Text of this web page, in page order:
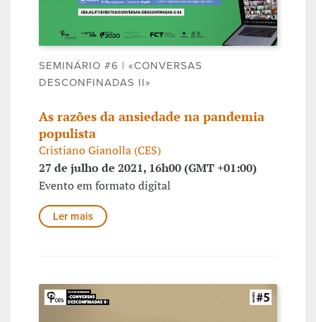
SEMINÁRIO #6 | «CONVERSAS
DESCONFINADAS II»
As razões da ansiedade na pandemia
populista
Cristiano Gianolla (CES)
27 de julho de 2021, 16h00 (GMT +01:00)
Evento em formato digital
Ler mais